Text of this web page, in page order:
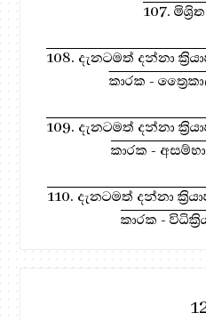
107.
108. දැනටමත් දන්නා
කාරක -
109. දැනටමත් දන්නා
කාරක -
110. දැනටමත් දන්නා
කාරක -